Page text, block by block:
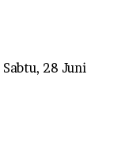
Sabtu, 28 Juni